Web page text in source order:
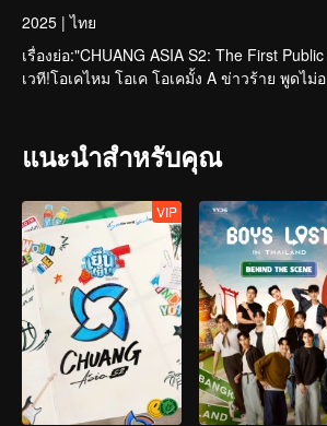
2025 | ไทย
เรื่องย่อ:"CHUANG ASIA S2: The First
เวที!โอเคไหม โอเค โอเคมั้ง A ข่าวร้าย พูด
แนะนำสำหรับคุณ
VIP